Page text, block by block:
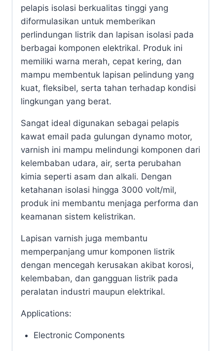
pelapis isolasi berkualitas tinggi yang
diformulasikan untuk memberikan
perlindungan listrik dan lapisan isolasi pada
berbagai komponen elektrikal. Produk ini
memiliki warna merah, cepat kering, dan
mampu membentuk lapisan pelindung yang
kuat, fleksibel, serta tahan terhadap kondisi
lingkungan yang berat.
Sangat ideal digunakan sebagai pelapis
kawat email pada gulungan dynamo motor,
varnish ini mampu melindungi komponen dari
kelembaban udara, air, serta perubahan
kimia seperti asam dan alkali. Dengan
ketahanan isolasi hingga 3000 volt/mil,
produk ini membantu menjaga performa dan
keamanan sistem kelistrikan.
Lapisan varnish juga membantu
memperpanjang umur komponen listrik
dengan mencegah kerusakan akibat korosi,
kelembaban, dan gangguan listrik pada
peralatan industri maupun elektrikal.
Applications:
Electronic Components